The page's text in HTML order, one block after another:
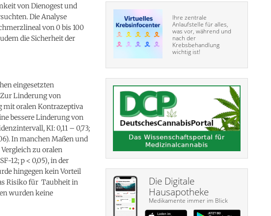
von Dienogest und
Die Analyse
von 0 bis 100
die Sicherheit der
eingesetzten
Linderung von
mit oralen Kontrazeptiva
bessere Linderung von
KI: 0,11 – 0,73;
In manchen Maßen und
zu oralen
12; p < 0,05), in der
hingegen kein Vorteil
Risiko für Taubheit in
wurden keine
Ihre zentrale
Anlaufstelle für alles,
was vor, während und
nach der
Krebsbehandlung
wichtig ist!
Die Digitale
Hausapotheke
Medikamente immer im Blick